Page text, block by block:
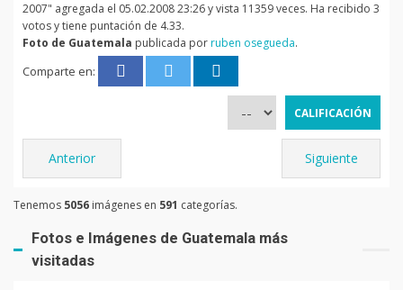
2007" agregada el 05.02.2008 23:26 y vista 11359 veces. Ha recibido 3
votos y tiene puntación de 4.33.
Foto de Guatemala publicada porruben osegueda.
Comparte en:
Anterior Siguiente
Tenemos 5056 imágenes en 591 categorías.
Fotos e Imágenes de Guatemala más
visitadas